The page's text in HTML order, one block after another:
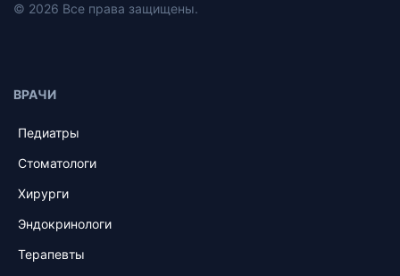
© 2026 Все права защищены.
ВРАЧИ
Педиатры
Стоматологи
Хирурги
Эндокринологи
Терапевты